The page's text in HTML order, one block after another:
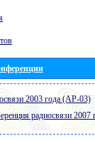
2003 года (АР-03)
радиосвязи